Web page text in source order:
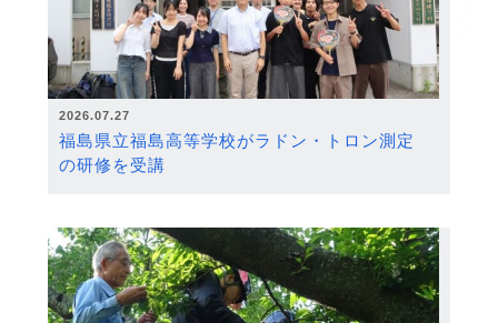
2026.07.27
福島県立福島高等学校がラドン・トロン測定
の研修を受講